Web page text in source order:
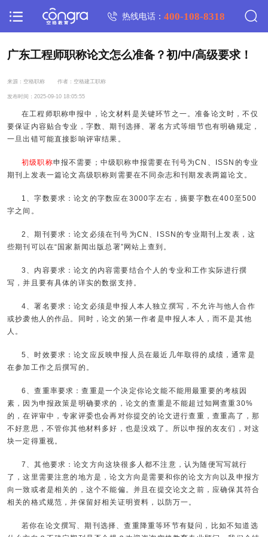
热线电话：400-108-8318
广东工程师职称论文怎么准备？初/中/高级要求！
来源：空格职称 作者：空格建工职称
发布时间：2025-09-10 18:05:55
在工程师职称申报中，论文材料是关键环节之一。准备论文时，不仅
要保证内容贴合专业，字数、期刊选择、署名方式等细节也有明确规定，
一旦出错可能直接影响评审结果。
初级职称申报不需要；中级职称申报需要在刊号为CN、ISSN的专业
期刊上发表一篇论文高级职称则需要在不同杂志和刊期发表两篇论文。
1、字数要求：论文的字数应在3000字左右，摘要字数在400至500
字之间。
2、期刊要求：论文必须在刊号为CN、ISSN的专业期刊上发表，这
些期刊可以在“国家新闻出版总署”网站上查到。
3、内容要求：论文的内容需要结合个人的专业和工作实际进行撰
写，并且要有具体的详实的数据支持。
4、署名要求：论文必须是申报人本人独立撰写，不允许与他人合作
或抄袭他人的作品。同时，论文的第一作者是申报人本人，而不是其他
人。
5、时效要求：论文应反映申报人员在最近几年取得的成绩，通常是
在参加工作之后撰写的。
6、查重率要求：查重是一个决定你论文能不能用最重要的考核因
素，因为申报政策是明确要求的，论文的查重是不能超过知网查重30%
的，在评审中，专家评委也会再对你提交的论文进行查重，查重高了，那
不好意思，不管你其他材料多好，也是没戏了。所以申报的友友们，对这
块一定得重视。
7、其他要求：论文方向这块很多人都不注意，认为随便写写就行
了，这里需要注意的地方是，论文方向是需要和你的论文方向以及申报方
向一致或者是相关的，这个不能偏。并且在提交论文之前，应确保其符合
相关的格式规范，并保留好相关证明资料，以防万一。
若你在论文撰写、期刊选择、查重降重等环节有疑问，比如不知道选